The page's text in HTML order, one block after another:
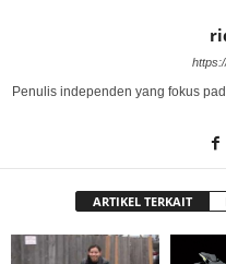
Penulis independen yang fokus
ARTIKEL TERKAIT